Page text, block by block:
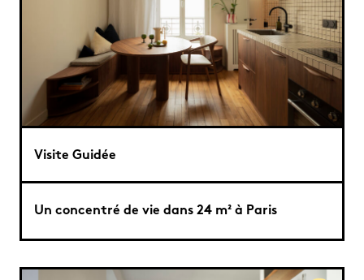
Visite Guidée
Un concentré de vie dans 24 m² à Paris